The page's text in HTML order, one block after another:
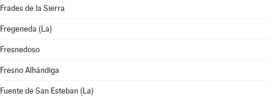
Frades de la Sierra
Fregeneda (La)
Fresnedoso
Fresno Alhándiga
Fuente de San Esteban (La)